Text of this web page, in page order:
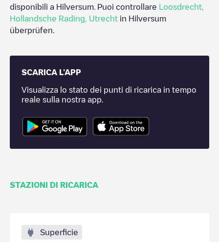
disponibili a Hilversum . Puoi controllare Loosdrecht
Hollandsche Rading
Utrecht in Hilversum
überprüfen.
SCARICA L'APP
Visualizza lo stato dei punti di ricarica in tempo
reale sulla nostra app.
STAZIONI DI RICARICA
Superficie